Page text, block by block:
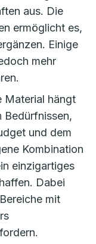
aus. Die
ermöglicht es,
Einige
mehr
Material hängt
Bedürfnissen,
und dem
Kombination
einzigartiges
Dabei
mit